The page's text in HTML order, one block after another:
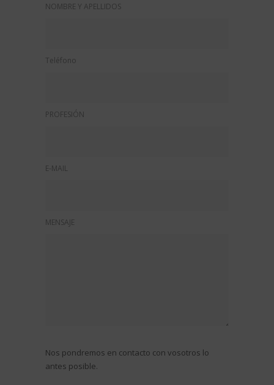
NOMBRE Y APELLIDOS
Teléfono
PROFESIÓN
E-MAIL
MENSAJE
Nos pondremos en contacto con vosotros lo
antes posible.